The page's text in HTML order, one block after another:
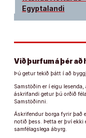
Egyptalandi
Við þurfum á þér að
Þú getur tekið þátt í að
Samstöðin er í eigu
áskrifandi getur þú orðið
Samstöðinni.
Áskrifendur borga fyrir það
notið þess. Þetta er því
samfélagslega ábyrg.